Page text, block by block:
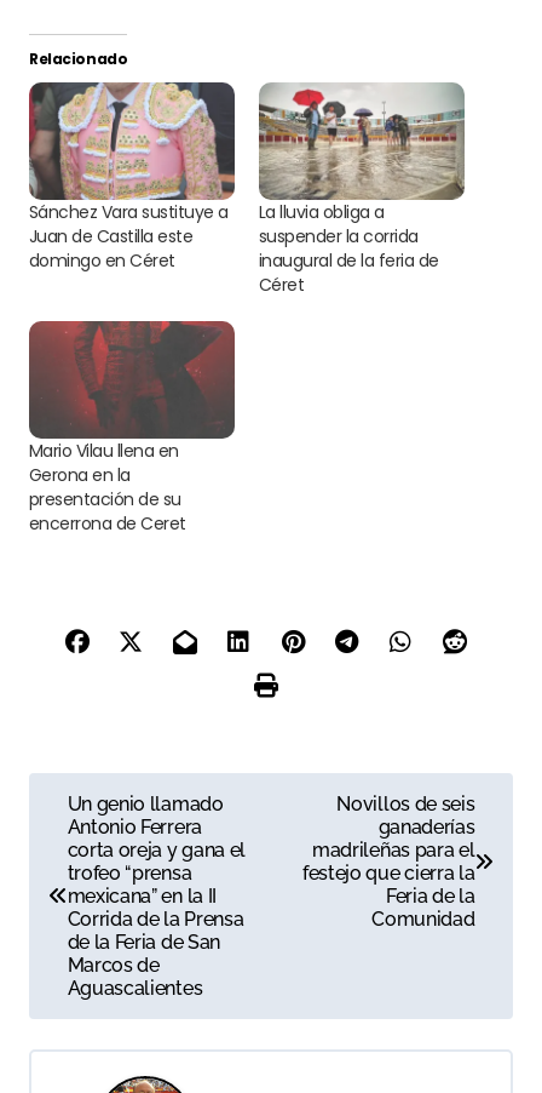
Relacionado
Sánchez Vara sustituye a
Juan de Castilla este
domingo en Céret
La lluvia obliga a
suspender la corrida
inaugural de la feria de
Céret
Mario Vilau llena en
Gerona en la
presentación de su
encerrona de Ceret
v
a
Un genio llamado
Antonio Ferrera
corta oreja y gana el
trofeo “prensa
mexicana” en la II
Corrida de la Prensa
de la Feria de San
Marcos de
Aguascalientes
Novillos de seis
ganaderías
madrileñas para el
festejo que cierra la
Feria de la
Comunidad